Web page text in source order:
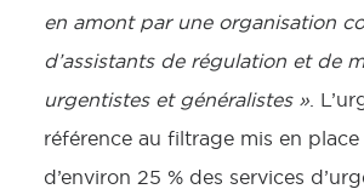
en amont par une organisation
d’assistants de régulation et de
urgentistes et généralistes » .
référence au filtrage mis en place
d’environ 25 % des services